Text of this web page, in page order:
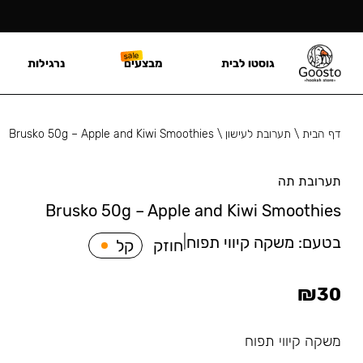
דף הבית\ תערובת לעישון \
Brusko 50g – Apple and Kiwi Smoothies
תערובת תה
Brusko 50g – Apple and Kiwi Smoothies
בטעם: משקה קיווי תפוח חוזק קל
₪30
משקה קיווי תפוח
גוסטו לבית מבצעים נרגילות